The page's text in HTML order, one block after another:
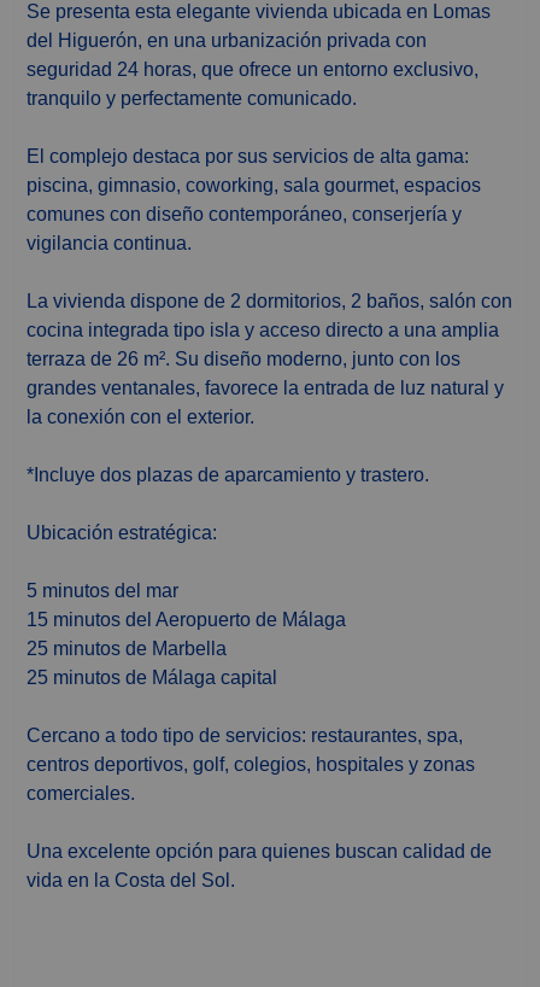
Se presenta esta elegante vivienda ubicada en Lomas
del Higuerón, en una urbanización privada con
seguridad 24 horas, que ofrece un entorno exclusivo,
tranquilo y perfectamente comunicado.
El complejo destaca por sus servicios de alta gama:
piscina, gimnasio, coworking, sala gourmet, espacios
comunes con diseño contemporáneo, conserjería y
vigilancia continua.
La vivienda dispone de 2 dormitorios, 2 baños, salón con
cocina integrada tipo isla y acceso directo a una amplia
terraza de 26 m². Su diseño moderno, junto con los
grandes ventanales, favorece la entrada de luz natural y
la conexión con el exterior.
*Incluye dos plazas de aparcamiento y trastero.
Ubicación estratégica:
5 minutos del mar
15 minutos del Aeropuerto de Málaga
25 minutos de Marbella
25 minutos de Málaga capital
Cercano a todo tipo de servicios: restaurantes, spa,
centros deportivos, golf, colegios, hospitales y zonas
comerciales.
Una excelente opción para quienes buscan calidad de
vida en la Costa del Sol.